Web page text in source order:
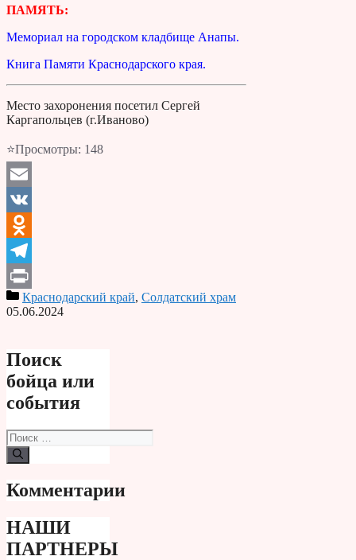
ПАМЯТЬ:
Мемориал на городском кладбище Анапы.
Книга Памяти Краснодарского края.
Место захоронения посетил Сергей
Каргапольцев (г.Иваново)
⭐Просмотры: 148
Email
VK
Odnoklassniki
Telegram
PrintКраснодарский край, Солдатский храм
05.06.2024
Поиск
бойца или
события
Поиск:
Комментарии
НАШИ
ПАРТНЕРЫ